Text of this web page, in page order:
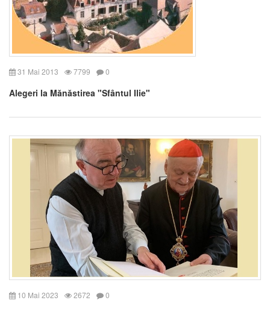
31 Mai 2013 7799 0
Alegeri la Mănăstirea "Sfântul Ilie"
10 Mai 2023 2672 0